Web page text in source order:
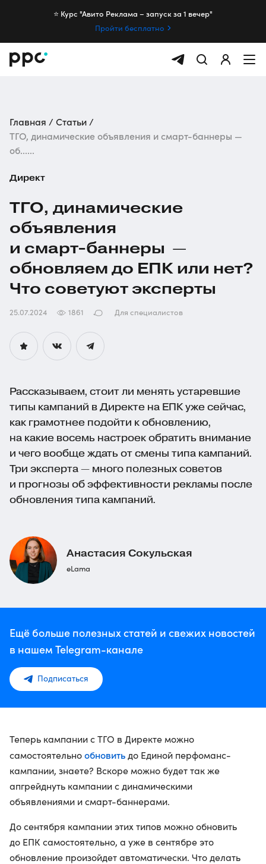
⭐️ Курс "Авито Реклама – запуск за 1 вечер"
Пройти бесплатно
Главная
Статьи
ТГО, динамические объявления и смарт-баннеры —
об......
Директ
ТГО, динамические
объявления
и смарт-баннеры —
обновляем до ЕПК или нет?
Что советуют эксперты
25.07.2024 1861 Для специалистов
Рассказываем, стоит ли менять устаревшие
типы кампаний в Директе на ЕПК уже сейчас,
как грамотнее подойти к обновлению,
на какие восемь настроек обратить внимание
и чего вообще ждать от смены типа кампаний.
Три эксперта — много полезных советов
и прогнозы об эффективности рекламы после
обновления типа кампаний.
Анастасия Сокульская
eLama
Ещё больше полезных статей и свежих новостей
в нашем Telegram-канале
Подписаться
Теперь кампании с ТГО в Директе можно
самостоятельнообновить до Единой перфоманс-
кампании, знаете? Вскоре можно будет так же
апгрейднуть кампании с динамическими
объявлениями и смарт-баннерами.
До сентября кампании этих типов можно обновить
до ЕПК самостоятельно, а уже в сентябре это
обновление произойдет автоматически. Что делать